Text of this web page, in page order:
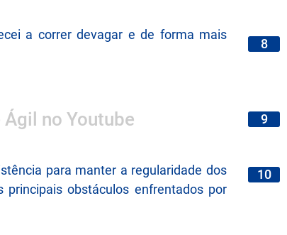
a correr devagar e de forma mais
no Youtube
para manter a regularidade dos
obstáculos enfrentados por
8
9
10